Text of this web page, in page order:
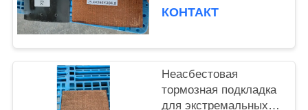
г/см3 для тяжелых
КОНТАКТ
Неасбестовая
тормозная подкладка
для экстремальных